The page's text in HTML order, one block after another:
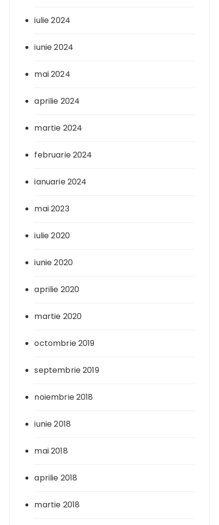
iulie 2024
iunie 2024
mai 2024
aprilie 2024
martie 2024
februarie 2024
ianuarie 2024
mai 2023
iulie 2020
iunie 2020
aprilie 2020
martie 2020
octombrie 2019
septembrie 2019
noiembrie 2018
iunie 2018
mai 2018
aprilie 2018
martie 2018